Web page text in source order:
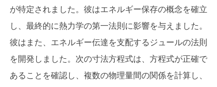
が特定されました。彼はエネルギー保存の概念を確立
し、最終的に熱力学の第一法則に影響を与えました。
彼はまた、エネルギー伝達を支配するジュールの法則
を開発しました。次の寸法方程式は、方程式が正確で
あることを確認し、複数の物理量間の関係を計算し、